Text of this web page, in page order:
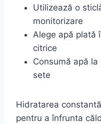
Utilizează o
monitorizare
Alege apă plată
citrice
Consumă apă
sete
Hidratarea
pentru a înfrunta